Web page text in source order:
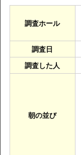
調査ホール
調査日
調査した人
朝の並び